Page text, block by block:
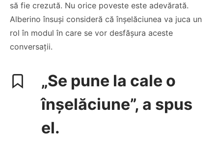
să fie crezută. Nu orice poveste este adevărată.
Alberino însuși consideră că înșelăciunea va juca un
rol în modul în care se vor desfășura aceste
conversații.
„Se pune la cale o
înșelăciune”, a spus
el.